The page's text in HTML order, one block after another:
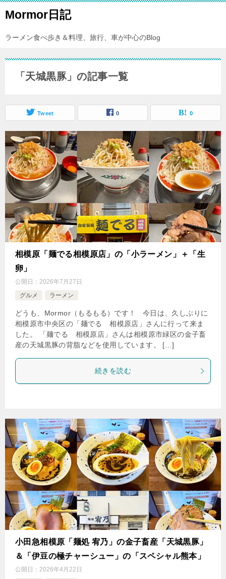
Mormor日記
ラーメン食べ歩き＆料理、旅行、車が中心のBlog
「天城黒豚」の記事一覧
Tweet 0 0
相模原「麺でる相模原店」の「小ラーメン」＋「生
卵」
公開日： 2026年7月27日
グルメ
ラーメン
どうも、Mormor（もるもる）です！ 今日は、久しぶりに
相模原市中央区の「麺でる 相模原店」さんに行って来ま
した。 「麺でる 相模原店」さんは相模原市緑区の金子畜
産の天城黒豚の背脂などを使用しています。 […]
続きを読む
小田急相模原「麺処 宥乃」の金子畜産「天城黒豚」
＆「伊豆の極チャーシュー」の「スペシャル熊本」
公開日： 2026年4月22日